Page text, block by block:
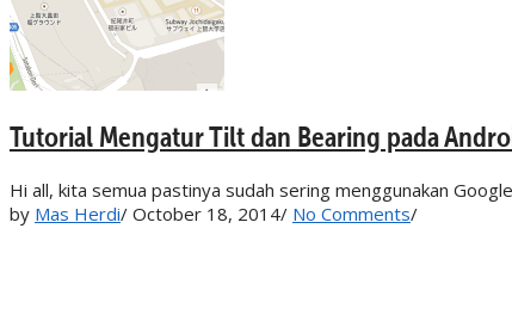
Tutorial Mengatur Tilt dan Bearing pada
Hi all, kita semua pastinya sudah sering menggunakan
by Mas Herdi/ October 18, 2014/ No Comments/